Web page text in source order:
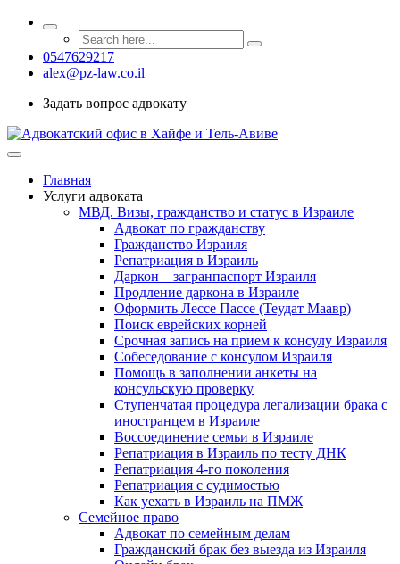
0547629217
alex@pz-law.co.il
Задать вопрос адвокату
Главная
Услуги адвоката
МВД. Визы, гражданство и статус в Израиле
Адвокат по гражданству
Гражданство Израиля
Репатриация в Израиль
Даркон – загранпаспорт Израиля
Продление даркона в Израиле
Оформить Лессе Пассе (Теудат Маавр)
Поиск еврейских корней
Срочная запись на прием к консулу Израиля
Собеседование с консулом Израиля
Помощь в заполнении анкеты на
консульскую проверку
Ступенчатая процедура легализации брака с
иностранцем в Израиле
Воссоединение семьи в Израиле
Репатриация в Израиль по тесту ДНК
Репатриация 4-го поколения
Репатриация с судимостью
Как уехать в Израиль на ПМЖ
Семейное право
Адвокат по семейным делам
Гражданский брак без выезда из Израиля